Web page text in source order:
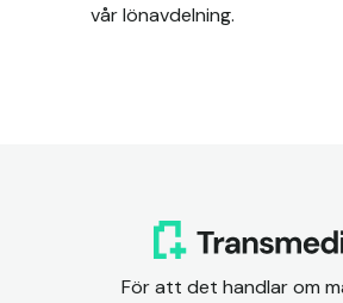
vår lönavdelning.
För att det handlar om